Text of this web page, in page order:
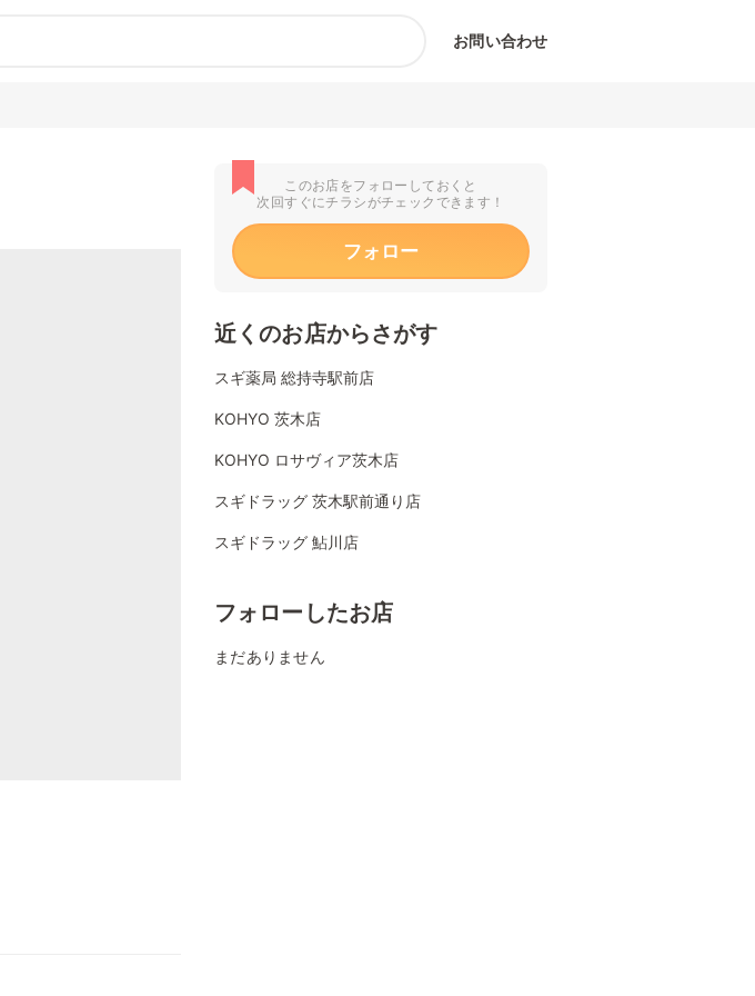
お問い合わせ
このお店をフォローしておくと
次回すぐにチラシがチェックできます！
フォロー
近くのお店からさがす
スギ薬局 総持寺駅前店
KOHYO 茨木店
KOHYO ロサヴィア茨木店
スギドラッグ 茨木駅前通り店
スギドラッグ 鮎川店
フォローしたお店
まだありません